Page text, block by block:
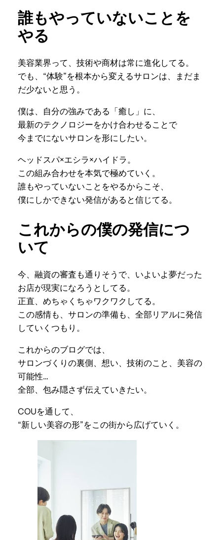
誰もやっていないことを
やる
美容業界って、技術や商材は常に進化してる。
でも、“体験”を根本から変えるサロンは、まだま
だ少ないと思う。
僕は、自分の強みである「癒し」に、
最新のテクノロジーをかけ合わせることで
今までにないサロンを形にしたい。
ヘッドスパ×エシラ×ハイドラ。
この組み合わせを本気で極めていく。
誰もやっていないことをやるからこそ、
僕にしかできない発信があると信じてる。
これからの僕の発信につ
いて
今、融資の審査も通りそうで、いよいよ夢だった
お店が現実になろうとしてる。
正直、めちゃくちゃワクワクしてる。
この感情も、サロンの準備も、全部リアルに発信
していくつもり。
これからのブログでは、
サロンづくりの裏側、想い、技術のこと、美容の
可能性…
全部、包み隠さず伝えていきたい。
COUを通して、
“新しい美容の形”をこの街から広げていく。